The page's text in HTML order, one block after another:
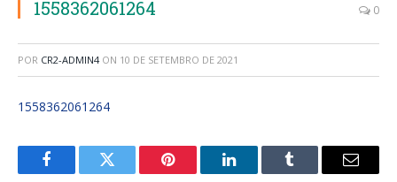
1558362061264 0
POR CR2-ADMIN4 ON 10 DE SETEMBRO DE 2021
1558362061264
FacebookTwitter Pinterest LinkedInTumblr
E-